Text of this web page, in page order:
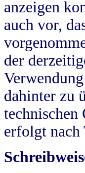
anzeigen
auch vor,
der
dahinter zu
technischen
erfolgt nach